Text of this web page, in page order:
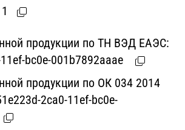
продукции по ТН ВЭД ЕАЭС:
bc0e-001b7892aaae
продукции по ОК 034 2014
2ca0-11ef-bc0e-